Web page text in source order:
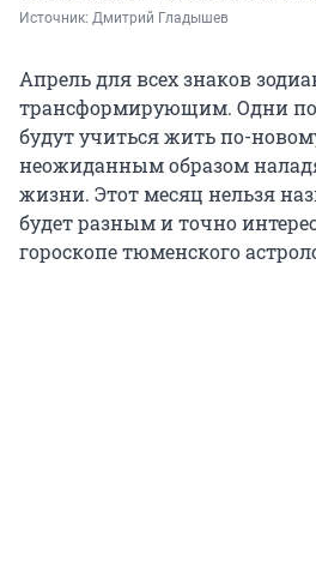
Источник: Дмитрий Гладышев
Апрель для всех знаков
трансформирующим. Одни
будут учиться жить по-
неожиданным образом
жизни. Этот месяц нельзя
будет разным и точно
гороскопе тюменского